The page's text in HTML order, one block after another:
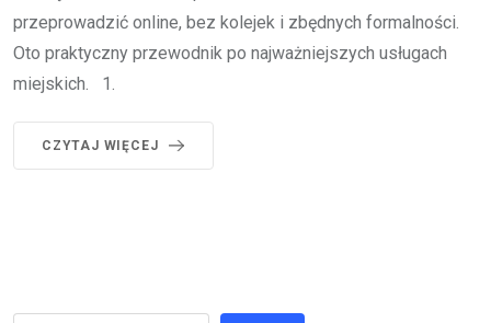
przeprowadzić online, bez kolejek i zbędnych formalności.
Oto praktyczny przewodnik po najważniejszych usługach
miejskich. 1.
CZYTAJ WIĘCEJ